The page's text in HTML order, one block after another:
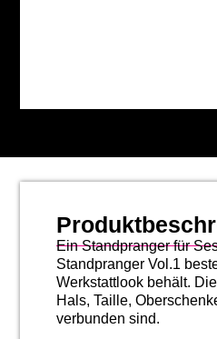
Ein Standpranger für
Standpranger Vol.1
Werkstattlook behält.
Hals, Taille,
verbunden sind.